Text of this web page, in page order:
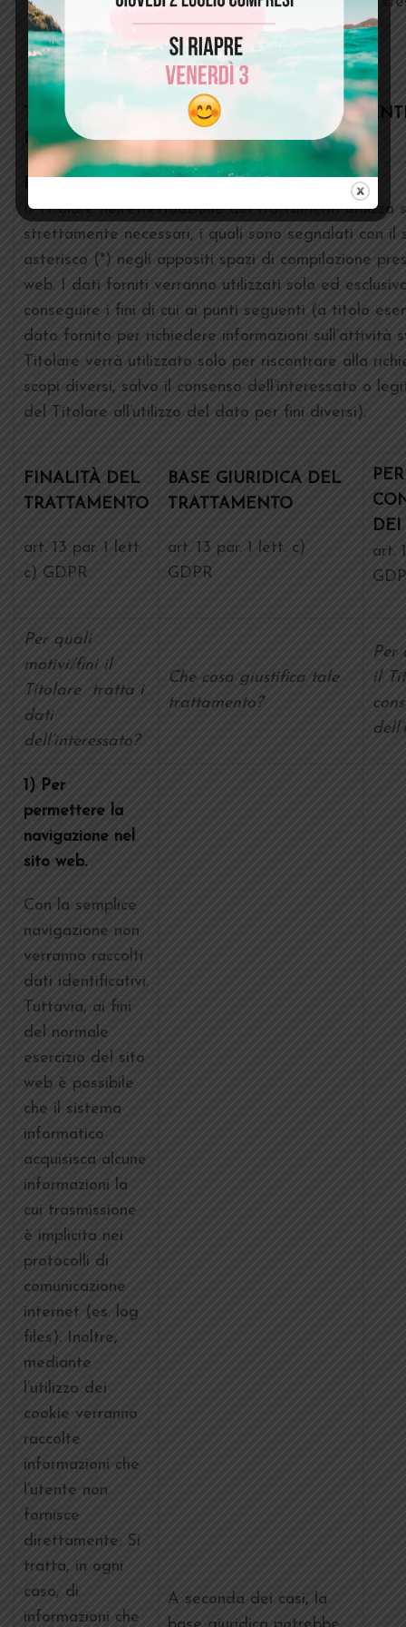
TRATTAMENTI SVOLTI MEDIANTE IL
NEI CONFRONTI DEGLI UTENTI
Il Titolare nell’effettuazione dei trattamenti utilizza
strettamente necessari, i quali sono segnalati con il
asterisco (*) negli appositi spazi di compilazione
web. I dati forniti verranno utilizzati solo ed
conseguire i fini di cui ai punti seguenti (a titolo
dato fornito per richiedere informazioni sull’attività
Titolare verrà utilizzato solo per riscontrare alla
scopi diversi, salvo il consenso dell’interessato o
del Titolare all’utilizzo del dato per fini diversi).
FINALITÀ DEL
TRATTAMENTO
art. 13 par. 1 lett.
c) GDPR
BASE GIURIDICA DEL
TRATTAMENTO
art. 13 par. 1 lett. c)
GDPR
DEI
art.
Per quali
motivi/fini il
Titolare tratta i
dati
dell’interessato?
Che cosa giustifica tale
trattamento?
Per
il
1) Per
permettere la
navigazione nel
sito web.
Con la semplice
navigazione non
verranno raccolti
dati identificativi.
Tuttavia, ai fini
del normale
esercizio del sito
web è possibile
che il sistema
informatico
acquisisca alcune
informazioni la
cui trasmissione
è implicita nei
protocolli di
comunicazione
internet (es. log
files). Inoltre,
mediante
l’utilizzo dei
cookie verranno
raccolte
informazioni che
l’utente non
fornisce
direttamente. Si
tratta, in ogni
caso, di
informazioni che
A seconda dei casi, la